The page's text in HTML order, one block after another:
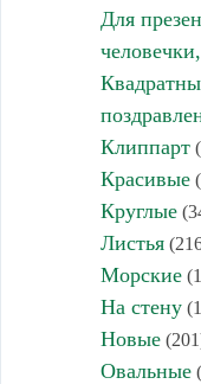
Для
Клиппарт
Красивые
Круглые
Листья
Морские
На стену
Новые
Овальные